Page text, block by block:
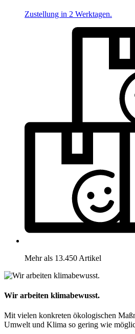
Zustellung in 2 Werktagen.
Mehr als 13.450 Artikel
Wir arbeiten klimabewusst.
Mit vielen konkreten ökologischen
Umwelt und Klima so gering wie